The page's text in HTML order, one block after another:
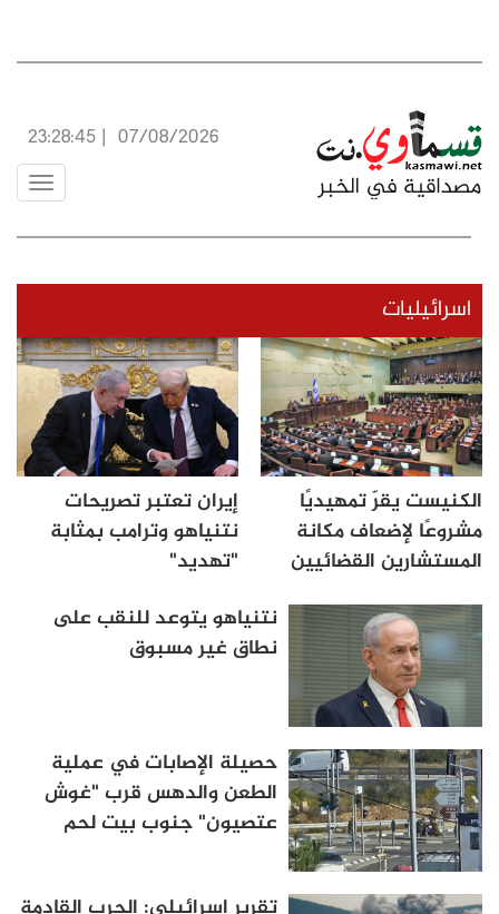
07/08/2026
|
23:28:46
Toggle
اسرائيليات
الكنيست يقرّ تمهيديًا
مشروعًا لإضعاف مكانة
المستشارين القضائيين
إيران تعتبر تصريحات
نتنياهو وترامب بمثابة
"تهديد"
نتنياهو يتوعد للنقب على
نطاق غير مسبوق
حصيلة الإصابات في عملية
الطعن والدهس قرب "غوش
عتصيون" جنوب بيت لحم